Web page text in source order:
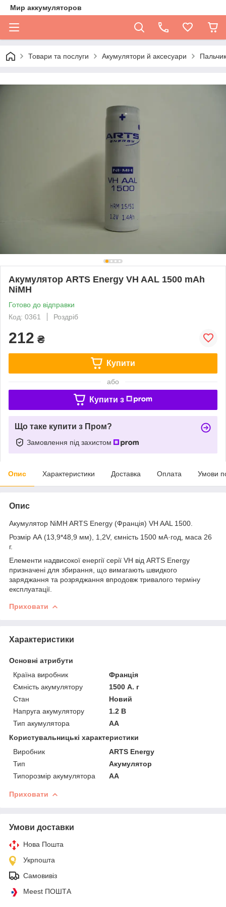
Мир аккумуляторов
Товари та послуги Акумулятори й аксесуари
Акумулятор ARTS Energy VH AAL 1500 mAh
NiMH
Готово до відправки
Код: 0361
Роздріб
212 ₴
Купити
або
Купити з
Що таке купити з Пром?
Замовлення під захистом
Опис Характеристики Доставка Оплата Умови
Опис
Акумулятор NiMH ARTS Energy (Франція) VH AAL 1500.
Розмір АА (13,9*48,9 мм), 1,2V, ємність 1500 мА·год, маса 26
г.
Елементи надвисокої енергії серії VH від ARTS Energy
призначені для збирання, що вимагають швидкого
заряджання та розряджання впродовж тривалого терміну
експлуатації.
Приховати
Характеристики
Основні атрибути
Країна виробник
Франція
Ємність акумулятору
1500 А. г
Стан
Новий
Напруга акумулятору
1.2 В
Тип акумулятора
AA
Користувальницькі характеристики
Виробник
ARTS Energy
Тип
Акумулятор
Типорозмір акумулятора
AA
Приховати
Умови доставки
Нова Пошта
Укрпошта
Самовивіз
Meest ПОШТА